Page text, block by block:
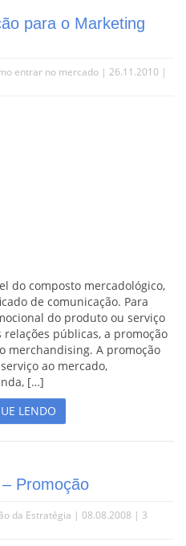
para o Marketing
entrar no mercado | 26.11.2010 |
do composto mercadológico,
de comunicação. Para
do produto ou serviço
públicas, a promoção
merchandising. A promoção
ao mercado,
[…]
LENDO
Promoção
da Estratégia | 08.08.2008 | 3